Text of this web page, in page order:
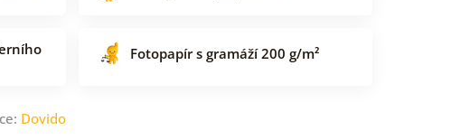
Fotopapír s gramáží 200 g/m²
Dovido